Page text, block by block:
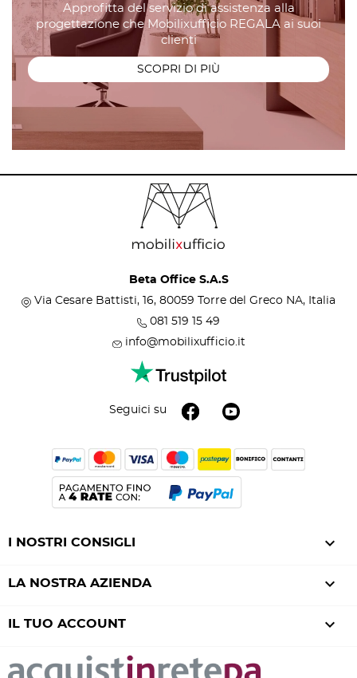
Approfitta del servizio di assistenza alla
progettazione che Mobilixufficio REGALA ai suoi
clienti
SCOPRI DI PIÙ
Beta Office S.A.S
Via Cesare Battisti, 16, 80059 Torre del Greco NA, Italia
081 519 15 49
info@mobilixufficio.it
Seguici su
I NOSTRI CONSIGLI 
LA NOSTRA AZIENDA 
IL TUO ACCOUNT 